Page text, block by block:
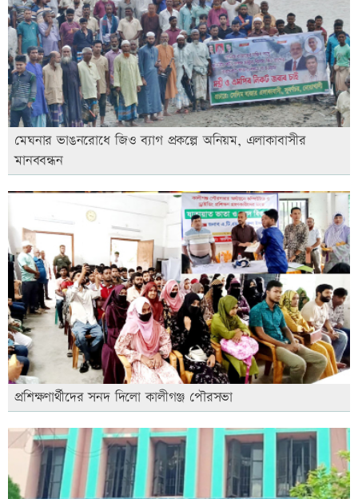
মেঘনার ভাঙনরোধে জিও ব্যাগ প্রকল্পে অনিয়ম, এলাকাবাসীর
মানববন্ধন
প্রশিক্ষণার্থীদের সনদ দিলো কালীগঞ্জ পৌরসভা